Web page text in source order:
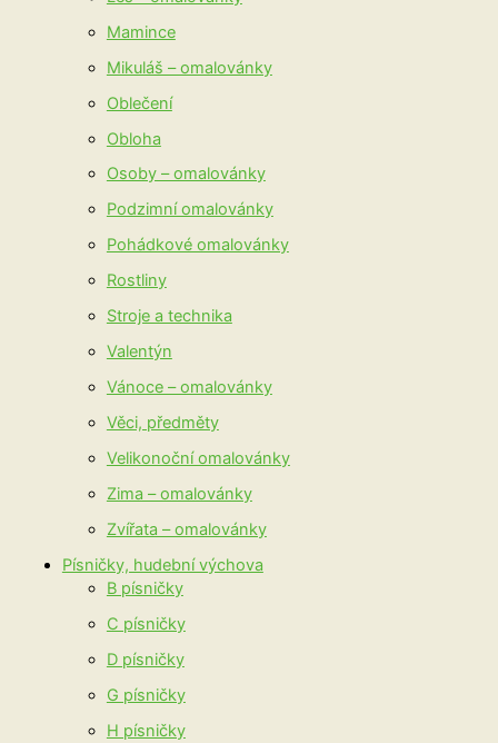
Mamince
Mikuláš – omalovánky
Oblečení
Obloha
Osoby – omalovánky
Podzimní omalovánky
Pohádkové omalovánky
Rostliny
Stroje a technika
Valentýn
Vánoce – omalovánky
Věci, předměty
Velikonoční omalovánky
Zima – omalovánky
Zvířata – omalovánky
Písničky, hudební výchova
B písničky
C písničky
D písničky
G písničky
H písničky